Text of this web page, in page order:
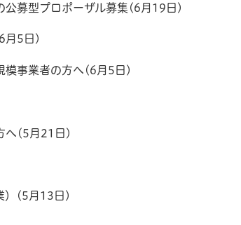
公募型プロポーザル募集(6月19日)
月5日)
模事業者の方へ(6月5日)
へ(5月21日)
）(5月13日)